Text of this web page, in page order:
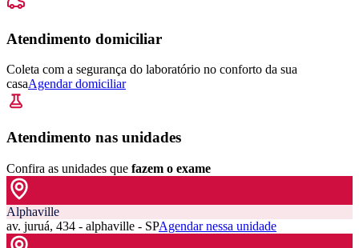
Atendimento domiciliar
Coleta com a segurança do laboratório no conforto da sua
casaAgendar domiciliar
Atendimento nas unidades
Confira as unidades que fazem o exame
Alphaville
av. juruá, 434 - alphaville - SPAgendar nessa unidade